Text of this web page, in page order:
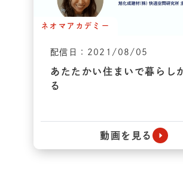
ネオマアカデミー
配信日：2021/08/05
あたたかい住まいで暮らし
る
動画を見る